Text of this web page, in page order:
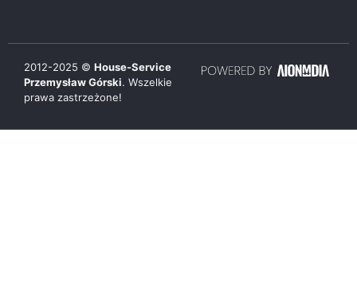
2012-2025 © House-Service
Przemysław Górski. Wszelkie
prawa zastrzeżone!